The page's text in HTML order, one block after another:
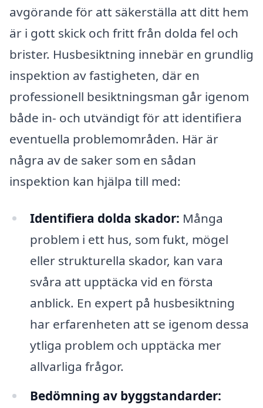
avgörande för att säkerställa att ditt hem
är i gott skick och fritt från dolda fel och
brister. Husbesiktning innebär en grundlig
inspektion av fastigheten, där en
professionell besiktningsman går igenom
både in- och utvändigt för att identifiera
eventuella problemområden. Här är
några av de saker som en sådan
inspektion kan hjälpa till med:
Identifiera dolda skador: Många
problem i ett hus, som fukt, mögel
eller strukturella skador, kan vara
svåra att upptäcka vid en första
anblick. En expert på husbesiktning
har erfarenheten att se igenom dessa
ytliga problem och upptäcka mer
allvarliga frågor.
Bedömning av byggstandarder: